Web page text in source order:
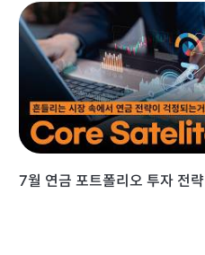
7월 연금 포트폴리오 투자 전략